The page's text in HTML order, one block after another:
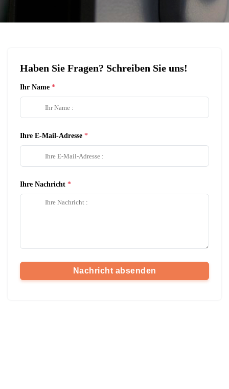
Haben Sie Fragen? Schreiben Sie uns!
Ihr Name
Ihre E-Mail-Adresse
Ihre Nachricht
Nachricht absenden